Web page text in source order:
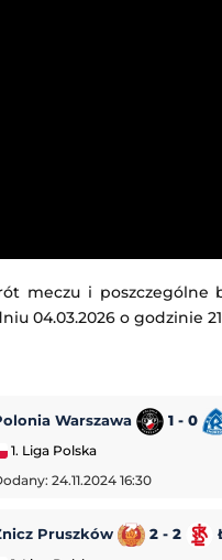
meczu i poszczególne
04.03.2026 o godzinie
Warszawa 1 - 0
1. Liga Polska
24.11.2024 16:30
Pruszków 2 - 2